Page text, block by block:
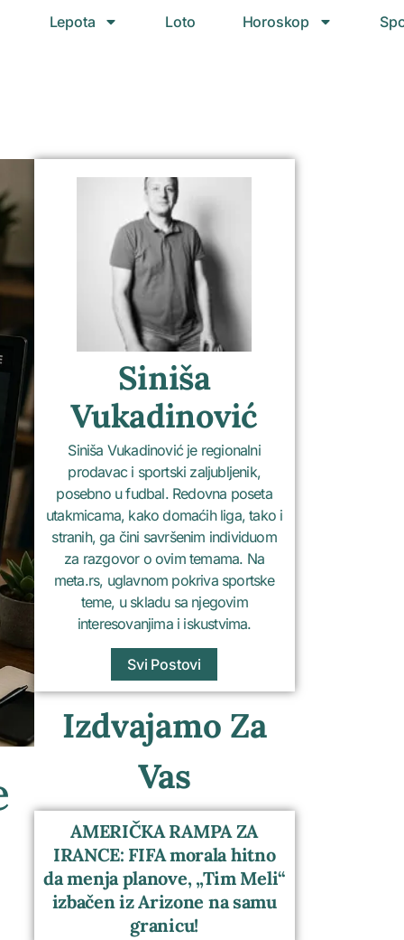
Lepota Loto Horoskop
Siniša
Vukadinović
Siniša Vukadinović je regionalni
prodavac i sportski zaljubljenik,
posebno u fudbal. Redovna poseta
utakmicama, kako domaćih liga, tako i
stranih, ga čini savršenim individuom
za razgovor o ovim temama. Na
meta.rs, uglavnom pokriva sportske
teme, u skladu sa njegovim
interesovanjima i iskustvima.
Svi Postovi
Izdvajamo Za
Vas
AMERIČKA RAMPA ZA
IRANCE: FIFA morala hitno
da menja planove, „Tim Meli“
izbačen iz Arizone na samu
granicu!